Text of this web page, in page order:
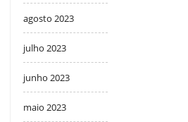
agosto 2023
julho 2023
junho 2023
maio 2023